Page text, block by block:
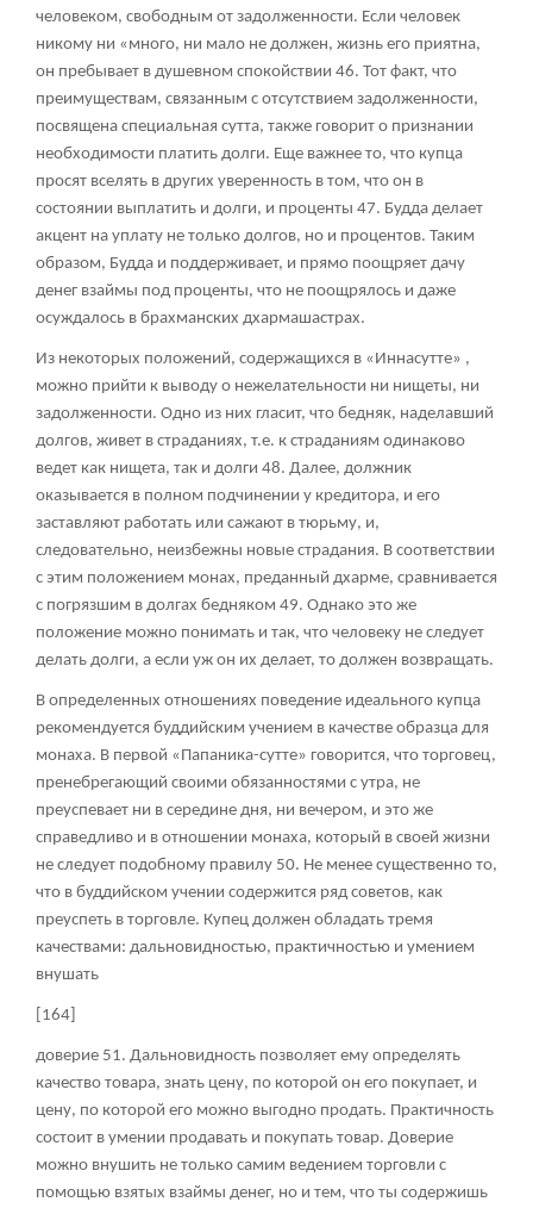
человеком, свободным от задолженности. Если человек
никому ни «много, ни мало не должен, жизнь его приятна,
он пребывает в душевном спокойствии 46. Тот факт, что
преимуществам, связанным с отсутствием задолженности,
посвящена специальная сутта, также говорит о признании
необходимости платить долги. Еще важнее то, что купца
просят вселять в других уверенность в том, что он в
состоянии выплатить и долги, и проценты 47. Будда делает
акцент на уплату не только долгов, но и процентов. Таким
образом, Будда и поддерживает, и прямо поощряет дачу
денег взаймы под проценты, что не поощрялось и даже
осуждалось в брахманских дхармашастрах.
Из некоторых положений, содержащихся в «Иннасутте» ,
можно прийти к выводу о нежелательности ни нищеты, ни
задолженности. Одно из них гласит, что бедняк, наделавший
долгов, живет в страданиях, т.е. к страданиям одинаково
ведет как нищета, так и долги 48. Далее, должник
оказывается в полном подчинении у кредитора, и его
заставляют работать или сажают в тюрьму, и,
следовательно, неизбежны новые страдания. В соответствии
с этим положением монах, преданный дхарме, сравнивается
с погрязшим в долгах бедняком 49. Однако это же
положение можно понимать и так, что человеку не следует
делать долги, а если уж он их делает, то должен возвращать.
В определенных отношениях поведение идеального купца
рекомендуется буддийским учением в качестве образца для
монаха. В первой «Папаника-сутте» говорится, что торговец,
пренебрегающий своими обязанностями с утра, не
преуспевает ни в середине дня, ни вечером, и это же
справедливо и в отношении монаха, который в своей жизни
не следует подобному правилу 50. Не менее существенно то,
что в буддийском учении содержится ряд советов, как
преуспеть в торговле. Купец должен обладать тремя
качествами: дальновидностью, практичностью и умением
внушать
[164]
доверие 51. Дальновидность позволяет ему определять
качество товара, знать цену, по которой он его покупает, и
цену, по которой его можно выгодно продать. Практичность
состоит в умении продавать и покупать товар. Доверие
можно внушить не только самим ведением торговли с
помощью взятых взаймы денег, но и тем, что ты содержишь